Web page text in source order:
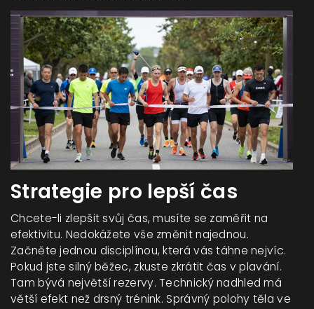
Strategie pro lepší čas
Chcete-li zlepšit svůj čas, musíte se zaměřit na
efektivitu. Nedokážete vše změnit najednou.
Začněte jednou disciplínou, která vás táhne nejvíc.
Pokud jste silný běžec, zkuste zkrátit čas v plavání.
Tam bývá největší rezervy. Technický nadhled má
větší efekt než drsný trénink. Správný polohy těla ve